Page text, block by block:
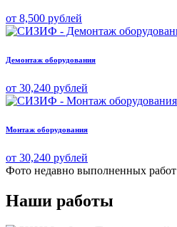
от 8,500 рублей
Демонтаж оборудования
от 30,240 рублей
Монтаж оборудования
от 30,240 рублей
Фото недавно выполненных работ
Наши работы